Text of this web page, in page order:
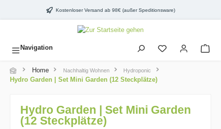
springen Kostenloser Versand ab 98€ (außer Speditionsware)
Navigation
Home Nachhaltig Wohnen Hydroponic
Hydro Garden | Set Mini Garden (12 Steckplätze)
Hydro Garden | Set Mini Garden
(12 Steckplätze)